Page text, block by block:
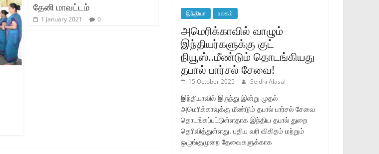
தேனி மாவட்டம்
1 January 2021 0
இந்தியா உலகம்
அமெரிக்காவில் வாழும்
இந்தியர்களுக்கு குட்
நியூஸ்..மீண்டும் தொடங்கியது
தபால் பார்சல் சேவை!
15 October 2025 Seidhi Alasal
இந்தியாவில் இருந்து இன்று முதல்
அமெரிக்காவுக்கு மீண்டும் தபால் பார்சல் சேவை
தொடங்கப்பட்டுள்ளதாக இந்திய தபால் துறை
தெரிவித்துள்ளது. புதிய வரி விகிதம் மற்றும்
ஒழுங்குமுறை தேவைகளுக்காக